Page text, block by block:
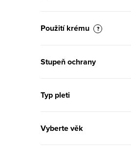
Použití krému ?
Stupeň ochrany
Typ pleti
Vyberte věk